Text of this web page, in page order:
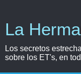
La
Los secretos
sobre los ET's, en